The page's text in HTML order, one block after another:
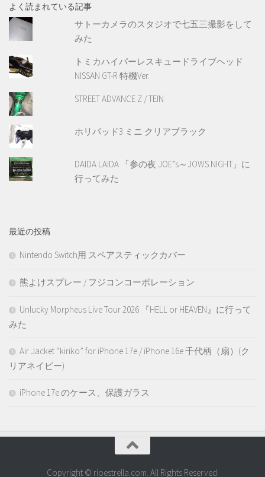
よく読まれている記事
サトーカメラのスタジオで七五三撮影をして
みた
トミカハイパーレスキュードライブヘッド
NISSAN GT-R 特機Ver.
STREET ADVANCE Z / TEIN
ホリパッド3 ミニ クリアブラック
DAIDA LAIDA 「参の夜 JOE”s～JOWS NIGHT」に
行ってみた
最近の投稿
Nintendo Switch用 スペアスティックカバー
熊よけスプレー / フジコンコーポレーション
Unlucky Morpheus Live Tour 2026 『HELL or HEAVEN』に行って
みた
Air Jacket “kiriko” for iPhone 17e / iPhone 16e 千代柄（扇）(ク
リアネイビー)
iPhone 17e のケース、保護ガラス
Copyright © rioestrella.com. All Rights Reserved.